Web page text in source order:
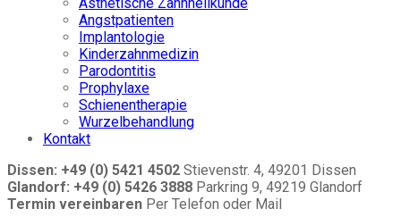
Angstpatienten
Implantologie
Kinderzahnmedizin
Parodontitis
Prophylaxe
Schienentherapie
Wurzelbehandlung
Kontakt
Dissen: +49 (0) 5421 4502 Stievenstr. 4, 49201 Dissen
Glandorf: +49 (0) 5426 3888 Parkring 9, 49219 Glandorf
Termin vereinbaren Per Telefon oder Mail